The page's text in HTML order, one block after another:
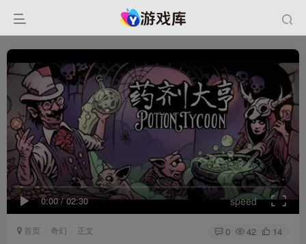
0:00/02:30 speed
首页 奇幻 正文 0 42 14